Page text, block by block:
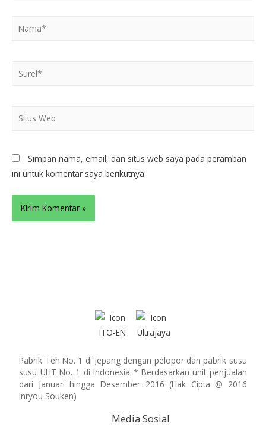
Simpan nama, email, dan situs web saya pada peramban
ini untuk komentar saya berikutnya.
Pabrik Teh No. 1 di Jepang dengan pelopor dan pabrik susu
susu UHT No. 1 di Indonesia * Berdasarkan unit penjualan
dari Januari hingga Desember 2016 (Hak Cipta @ 2016
Inryou Souken)
Media Sosial